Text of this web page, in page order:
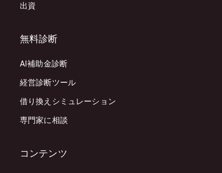
出資
無料診断
AI補助金診断
経営診断ツール
借り換えシミュレーション
専門家に相談
コンテンツ